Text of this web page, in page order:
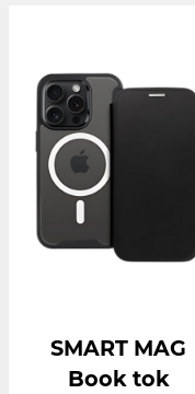
SMART MAG
Book tok